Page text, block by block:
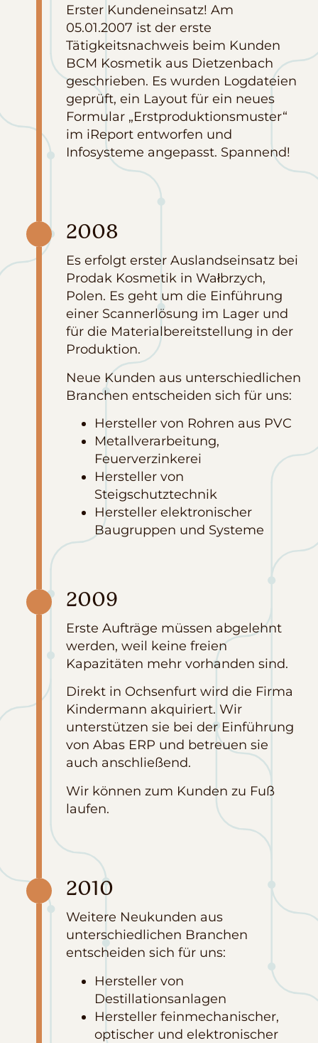
Erster Kundeneinsatz! Am
05.01.2007 ist der erste
Tätigkeitsnachweis beim Kunden
BCM Kosmetik aus Dietzenbach
geschrieben. Es wurden Logdateien
geprüft, ein Layout für ein neues
Formular „Erstproduktionsmuster“
im iReport entworfen und
Infosysteme angepasst. Spannend!
2008
Es erfolgt erster Auslandseinsatz bei
Prodak Kosmetik in Wałbrzych,
Polen. Es geht um die Einführung
einer Scannerlösung im Lager und
für die Materialbereitstellung in der
Produktion.
Neue Kunden aus unterschiedlichen
Branchen entscheiden sich für uns:
Hersteller von Rohren aus PVC
Metallverarbeitung,
Feuerverzinkerei
Hersteller von
Steigschutztechnik
Hersteller elektronischer
Baugruppen und Systeme
2009
Erste Aufträge müssen abgelehnt
werden, weil keine freien
Kapazitäten mehr vorhanden sind.
Direkt in Ochsenfurt wird die Firma
Kindermann akquiriert. Wir
unterstützen sie bei der Einführung
von Abas ERP und betreuen sie
auch anschließend.
Wir können zum Kunden zu Fuß
laufen.
2010
Weitere Neukunden aus
unterschiedlichen Branchen
entscheiden sich für uns:
Hersteller von
Destillationsanlagen
Hersteller feinmechanischer,
optischer und elektronischer